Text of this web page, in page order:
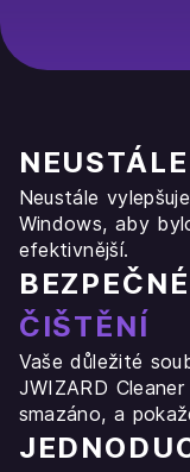
Neustále
Windows, aby
efektivnější.
ČIŠTĚNÍ
Vaše důležité
JWIZARD
smazáno, a